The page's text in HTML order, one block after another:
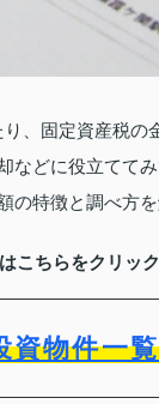
、固定資産税の
どに役立ててみ
特徴と調べ方を
こちらをクリッ
資物件一